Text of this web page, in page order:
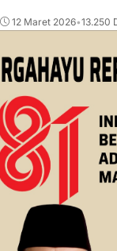
12 Maret 2026•13.250